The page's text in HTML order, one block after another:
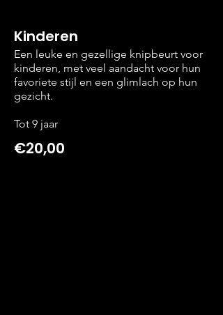
Kinderen
Een leuke en gezellige knipbeurt voor
kinderen, met veel aandacht voor hun
favoriete stijl en een glimlach op hun
gezicht.
Tot 9 jaar
€20,00